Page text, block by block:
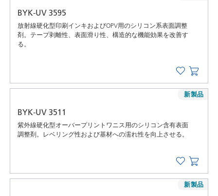
BYK-UV 3595
放射線硬化型印刷インキおよびOPV用のシリコン系表面調整
剤。テープ剥離性、表面滑り性、構造的な機能効果を改善す
る。
BYK-UV 3511
紫外線硬化型オーバープリントワニス用のシリコン含有表面
調整剤。レベリング性および基材への濡れ性を向上させる。
新製品
新製品